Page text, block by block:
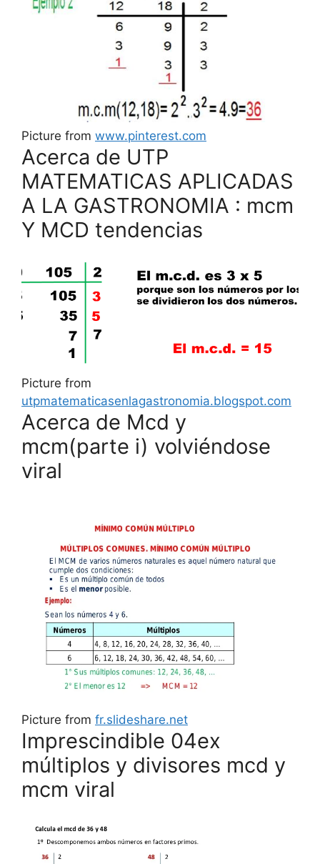
Picture from www.pinterest.com
Acerca de UTP
MATEMATICAS APLICADAS
A LA GASTRONOMIA : mcm
Y MCD tendencias
Picture from
utpmatematicasenlagastronomia.blogspot.com
Acerca de Mcd y
mcm(parte i) volviéndose
viral
Picture from fr.slideshare.net
Imprescindible 04ex
múltiplos y divisores mcd y
mcm viral